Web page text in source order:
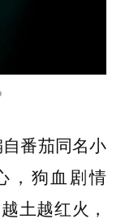
番茄同名小
，狗血剧情
土越红火，